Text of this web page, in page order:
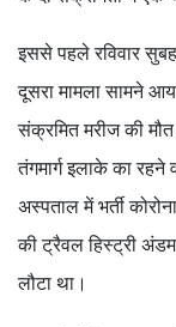
इससे पहले रविवार
दूसरा मामला सामने
संक्रमित मरीज की
तंगमार्ग इलाके का
अस्पताल में भर्ती
की ट्रैवल हिस्ट्री
लौटा था।